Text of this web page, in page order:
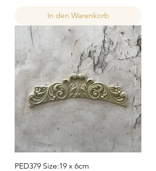
In den Warenkorb
PED379 Size:19 x 6cm